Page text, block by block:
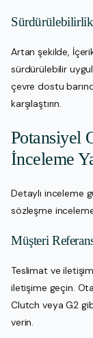
Artan şekilde,
sürdürülebilir
çevre dostu
karşılaştırın.
Potansiyel
İnceleme
Detaylı inceleme
sözleşme
Müşteri
Teslimat ve
iletişime geçin.
Clutch veya G2
verin.